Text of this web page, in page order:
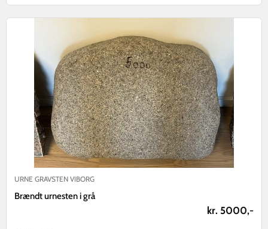
URNE GRAVSTEN VIBORG
Brændt urnesten i grå
kr. 5000,-